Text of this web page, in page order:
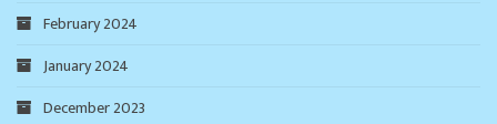
February 2024
January 2024
December 2023